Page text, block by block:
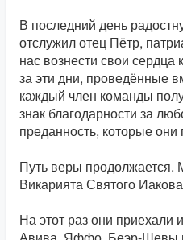
В последний день
отслужил отец Пётр,
нас вознести свои сердца
за эти дни, проведённые
каждый член команды
знак благодарности за
преданность, которые они
Путь веры продолжается.
Викарията Святого
На этот раз они приехали